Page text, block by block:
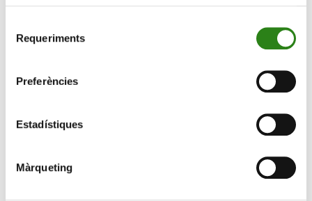
Requeriments
Preferències
Estadístiques
Màrqueting